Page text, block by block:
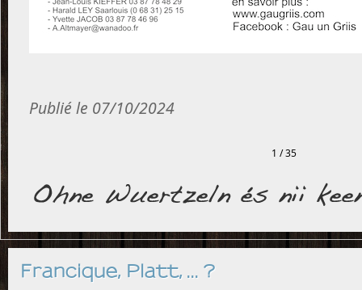
Publié le 07/10/2024
1 / 35
Francique, Platt, ... ?